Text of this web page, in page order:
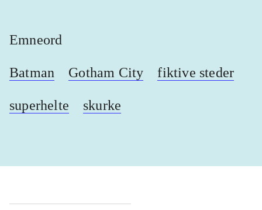
Emneord
Batman Gotham City fiktive steder
superhelte skurke